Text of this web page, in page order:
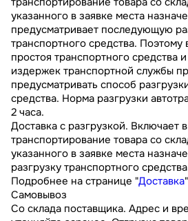
указанного в заявке места
предусматривает последующую
транспортного средства.
простоя транспортного средства
издержек транспортной службы
предусматривать способ
средства. Норма разгрузки
2 часа.
Доставка с разгрузкой. Включает
транспортирование товара со
указанного в заявке места
разгрузку транспортного
Подробнее на странице "Доставка"
Самовывоз
Со склада поставщика. Адрес и